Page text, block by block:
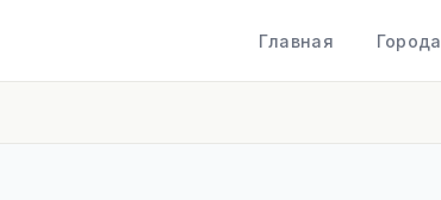
Главная Города